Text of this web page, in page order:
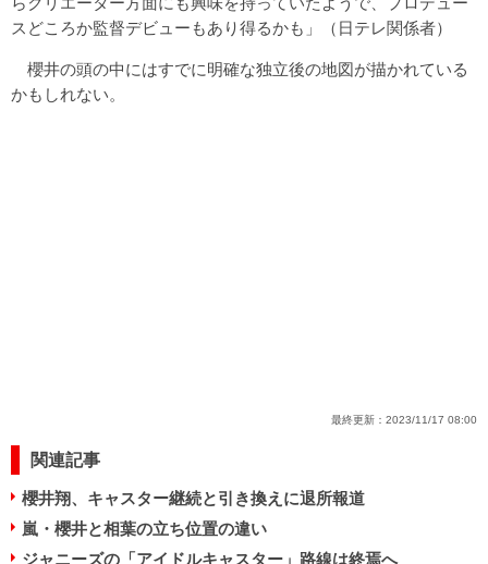
スどころか監督デビューもあり得るかも」（日テレ関係者）
櫻井の頭の中にはすでに明確な独立後の地図が描かれている
かもしれない。
最終更新： 2023/11/17 08:00
関連記事
櫻井翔、キャスター継続と引き換えに退所報道
嵐・櫻井と相葉の立ち位置の違い
ジャニーズの「アイドルキャスター」路線は終焉へ